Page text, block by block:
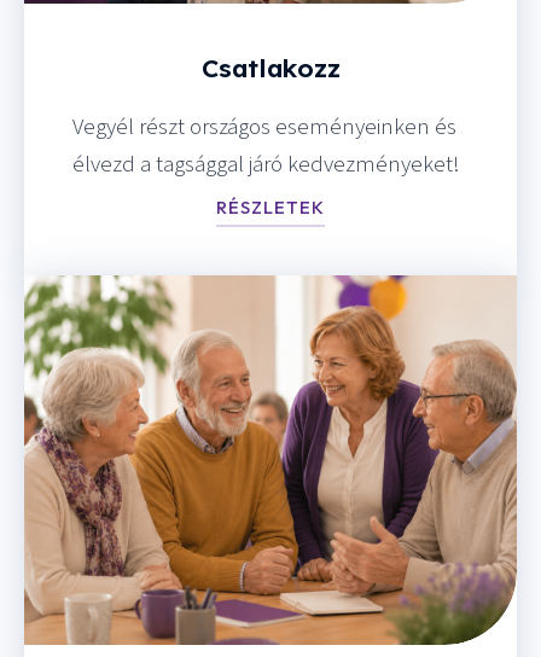
Csatlakozz
Vegyél részt országos eseményeinken és
élvezd a tagsággal járó kedvezményeket!
RÉSZLETEK